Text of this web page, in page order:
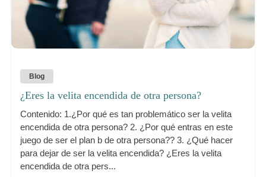
Blog
¿Eres la velita encendida de otra persona?
Contenido: 1.¿Por qué es tan problemático ser la velita
encendida de otra persona? 2. ¿Por qué entras en este
juego de ser el plan b de otra persona?? 3. ¿Qué hacer
para dejar de ser la velita encendida? ¿Eres la velita
encendida de otra pers...